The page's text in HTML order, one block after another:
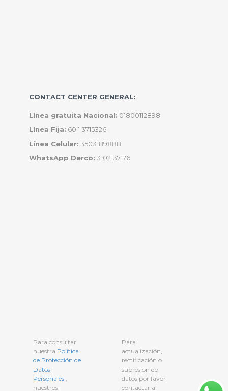
CONTACT CENTER GENERAL:
Línea gratuita Nacional: 01800112898
Línea Fija: 60 1 3715326
Línea Celular: 3503189888
WhatsApp Derco: 3102137176
Para consultar
nuestra Política
de Protección de
Datos
Personales ,
nuestros
Para
actualización,
rectificación o
supresión de
datos por favor
contactar al